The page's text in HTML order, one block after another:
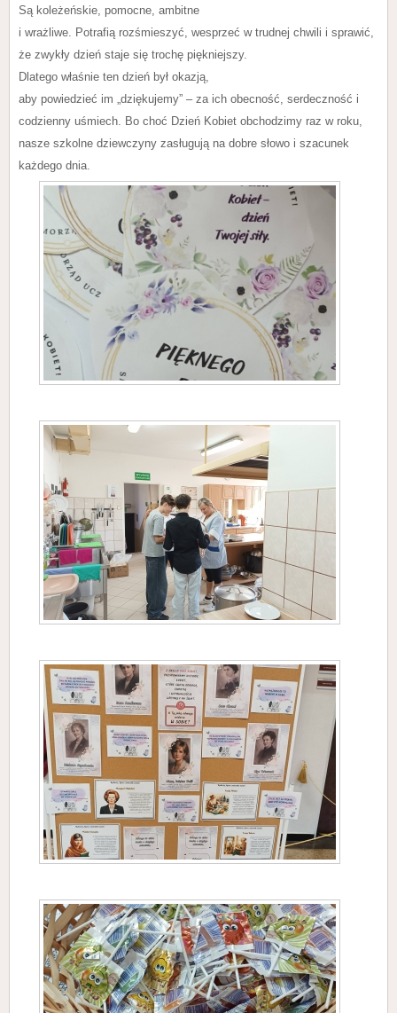
Są koleżeńskie, pomocne, ambitne
i wrażliwe. Potrafią rozśmieszyć, wesprzeć w trudnej chwili i sprawić,
że zwykły dzień staje się trochę piękniejszy.
Dlatego właśnie ten dzień był okazją,
aby powiedzieć im „dziękujemy” – za ich obecność, serdeczność i
codzienny uśmiech. Bo choć Dzień Kobiet obchodzimy raz w roku,
nasze szkolne dziewczyny zasługują na dobre słowo i szacunek
każdego dnia.